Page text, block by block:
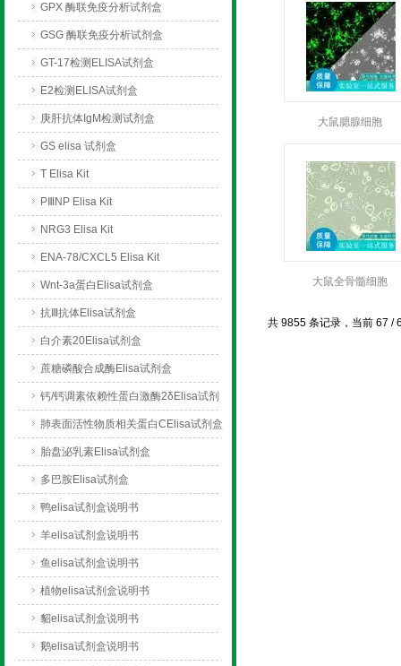
GPX 酶联免疫分析试剂盒
GSG 酶联免疫分析试剂盒
GT-17检测ELISA试剂盒
E2检测ELISA试剂盒
庚肝抗体IgM检测试剂盒
GS elisa 试剂盒
T Elisa Kit
PⅢNP Elisa Kit
NRG3 Elisa Kit
ENA-78/CXCL5 Elisa Kit
Wnt-3a蛋白Elisa试剂盒
抗Ⅲ抗体Elisa试剂盒
白介素20Elisa试剂盒
蔗糖磷酸合成酶Elisa试剂盒
钙/钙调素依赖性蛋白激酶2δElisa试剂
盒
肺表面活性物质相关蛋白CElisa试剂盒
胎盘泌乳素Elisa试剂盒
多巴胺Elisa试剂盒
鸭elisa试剂盒说明书
羊elisa试剂盒说明书
鱼elisa试剂盒说明书
植物elisa试剂盒说明书
貂elisa试剂盒说明书
鹅elisa试剂盒说明书
大鼠腮腺细胞
大鼠全骨髓细胞
共 9855 条记录，当前 67 /